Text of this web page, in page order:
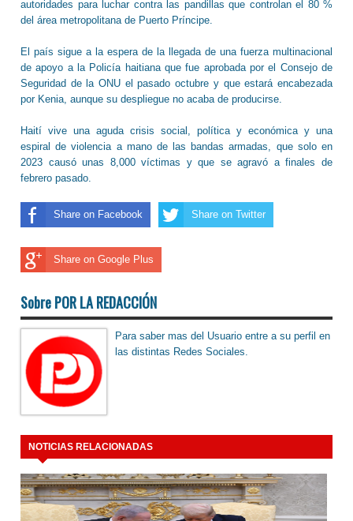
autoridades para luchar contra las pandillas que controlan el 80 %
del área metropolitana de Puerto Príncipe.
El país sigue a la espera de la llegada de una fuerza multinacional
de apoyo a la Policía haitiana que fue aprobada por el Consejo de
Seguridad de la ONU el pasado octubre y que estará encabezada
por Kenia, aunque su despliegue no acaba de producirse.
Haití vive una aguda crisis social, política y económica y una
espiral de violencia a mano de las bandas armadas, que solo en
2023 causó unas 8,000 víctimas y que se agravó a finales de
febrero pasado.
Share on Facebook Share on Twitter
Share on Google Plus
Sobre POR LA REDACCIÓN
Para saber mas del Usuario entre a su perfil en
las distintas Redes Sociales.
NOTICIAS RELACIONADAS